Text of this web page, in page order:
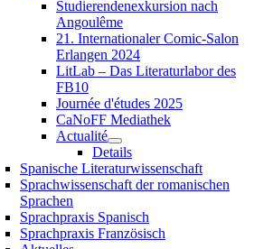
Studierendenexkursion nach
Angoulême
21. Internationaler Comic-Salon
Erlangen 2024
LitLab – Das Literaturlabor des
FB10
Journée d'études 2025
CaNoFF Mediathek
Actualité
Details
Spanische Literaturwissenschaft
Sprachwissenschaft der romanischen
Sprachen
Sprachpraxis Spanisch
Sprachpraxis Französisch